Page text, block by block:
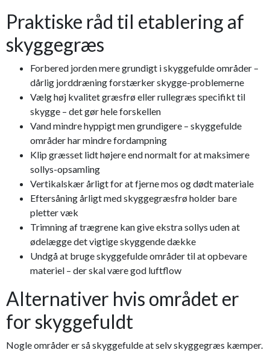
Praktiske råd til etablering af
skyggegræs
Forbered jorden mere grundigt i skyggefulde områder –
dårlig jorddræning forstærker skygge-problemerne
Vælg høj kvalitet græsfrø eller rullegræs specifikt til
skygge – det gør hele forskellen
Vand mindre hyppigt men grundigere – skyggefulde
områder har mindre fordampning
Klip græsset lidt højere end normalt for at maksimere
sollys-opsamling
Vertikalskær årligt for at fjerne mos og dødt materiale
Eftersåning årligt med skyggegræsfrø holder bare
pletter væk
Trimning af trægrene kan give ekstra sollys uden at
ødelægge det vigtige skyggende dække
Undgå at bruge skyggefulde områder til at opbevare
materiel – der skal være god luftflow
Alternativer hvis området er
for skyggefuldt
Nogle områder er så skyggefulde at selv skyggegræs kæmper.